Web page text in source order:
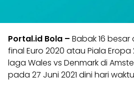
Portal.id Bola – Babak 16
final Euro 2020 atau Piala
laga Wales vs Denmark di
pada 27 Juni 2021 dini hari